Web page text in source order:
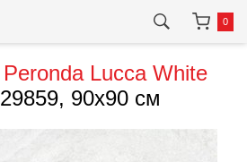
0
Peronda Lucca White
29859, 90x90 см